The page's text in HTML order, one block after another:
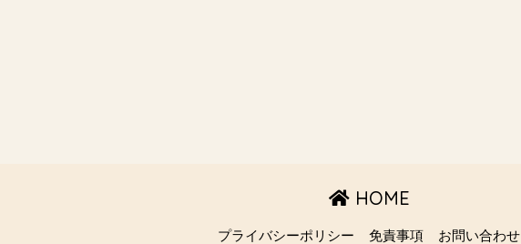
HOME
プライバシーポリシー 免責事項 お問い合わせ